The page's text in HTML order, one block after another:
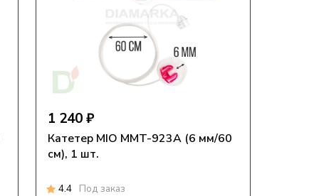
1 240 ₽
Катетер MIO MMT-923А (6 мм/60
см), 1 шт.
4.4 Под заказ